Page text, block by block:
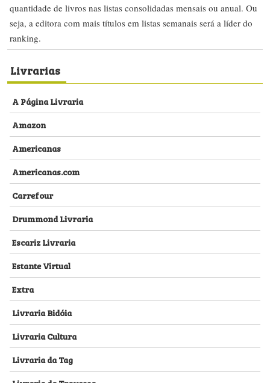
quantidade de livros nas listas consolidadas mensais ou anual. Ou
seja, a editora com mais títulos em listas semanais será a líder do
ranking.
Livrarias
A Página Livraria
Amazon
Americanas
Americanas.com
Carrefour
Drummond Livraria
Escariz Livraria
Estante Virtual
Extra
Livraria Bidóia
Livraria Cultura
Livraria da Tag